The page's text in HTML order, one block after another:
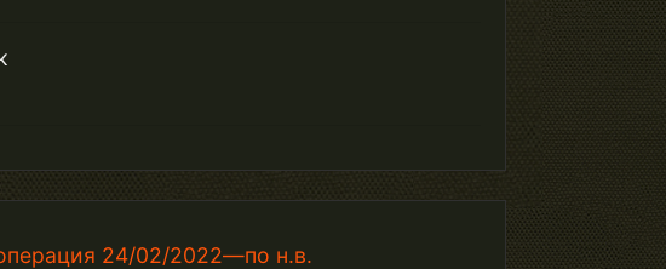
24/02/2022—по н.в.